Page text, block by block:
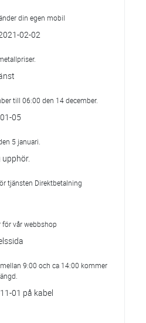
din egen mobil
02-02
till 06:00 den 14 december.
05
5 januari.
tjänsten Direktbetalning
för vår webbshop
9:00 och ca 14:00 kommer
01 på kabel